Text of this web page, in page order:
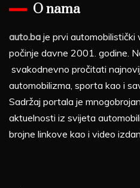
O nama
auto.ba je prvi automobilistički
počinje davne 2001. godine.
svakodnevno pročitati
automobilizma, sporta kao i
Sadržaj portala je
aktuelnosti iz svijeta
brojne linkove kao i video